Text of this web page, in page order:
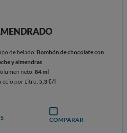
de helado: Bombón de chocolate con
y almendras
neto:84 ml
por Litro: 5,3 €/l
COMPARAR